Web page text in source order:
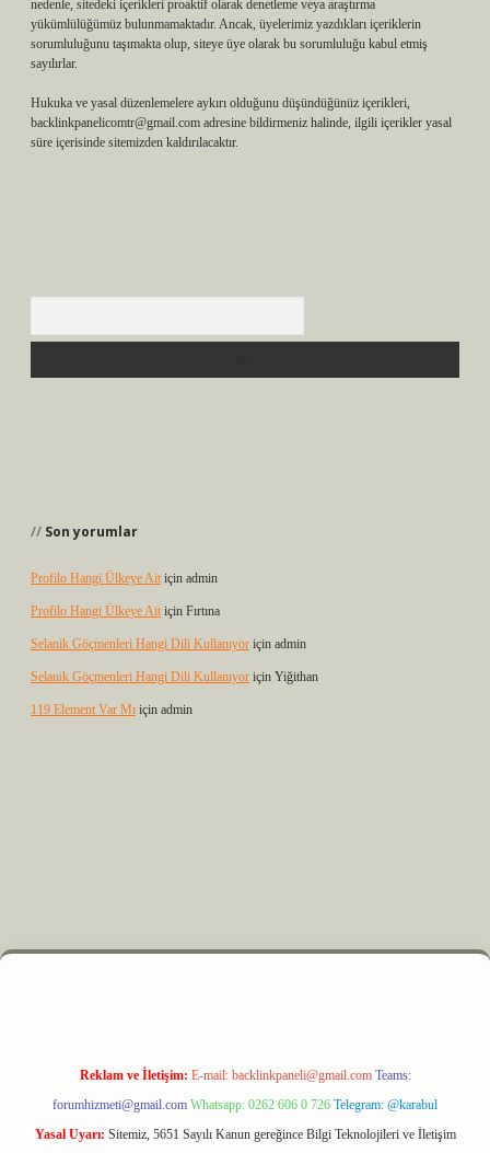
nedenle, sitedeki içerikleri proaktif olarak denetleme veya araştırma
yükümlülüğümüz bulunmamaktadır. Ancak, üyelerimiz yazdıkları içeriklerin
sorumluluğunu taşımakta olup, siteye üye olarak bu sorumluluğu kabul etmiş
sayılırlar.
Hukuka ve yasal düzenlemelere aykırı olduğunu düşündüğünüz içerikleri,
backlinkpanelicomtr@gmail.com adresine bildirmeniz halinde, ilgili içerikler yasal
süre içerisinde sitemizden kaldırılacaktır.
Son yorumlar
Profilo Hangi Ülkeye Ait için admin
Profilo Hangi Ülkeye Ait için Fırtına
Selanik Göçmenleri Hangi Dili Kullanıyor için admin
Selanik Göçmenleri Hangi Dili Kullanıyor için Yiğithan
119 Element Var Mı için admin
m elexbet
Reklam ve İletişim: E-mail: backlinkpaneli@gmail.com Teams:
forumhizmeti@gmail.com Whatsapp: 0262 606 0 726 Telegram: @karabul
Yasal Uyarı: Sitemiz, 5651 Sayılı Kanun gereğince Bilgi Teknolojileri ve İletişim